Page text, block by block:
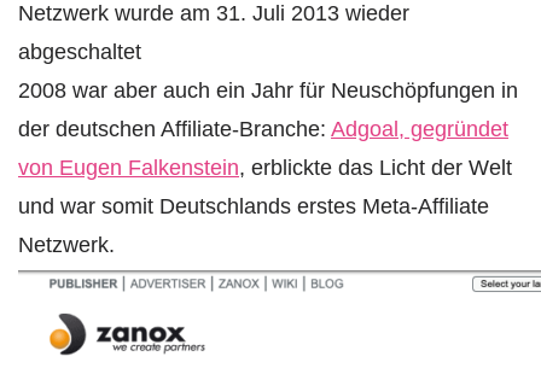
Netzwerk wurde am 31. Juli 2013 wieder
abgeschaltet
2008 war aber auch ein Jahr für Neuschöpfungen in
der deutschen Affiliate-Branche: Adgoal, gegründet
von Eugen Falkenstein, erblickte das Licht der Welt
und war somit Deutschlands erstes Meta-Affiliate
Netzwerk.